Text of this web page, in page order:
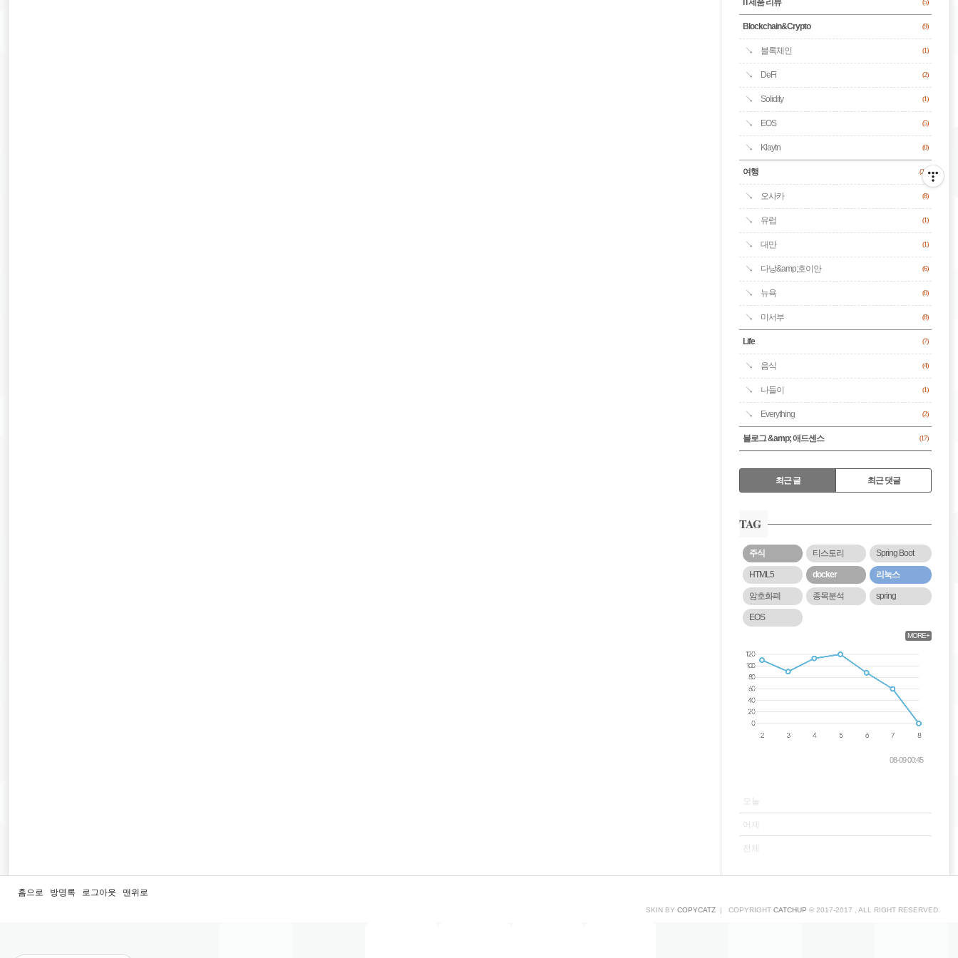
IT제품 리뷰 (5)
Blockchain&Crypto (9)
블록체인 (1)
DeFi (2)
Solidity (1)
EOS (5)
Klaytn (0)
여행 (24)
오사카 (8)
유럽 (1)
대만 (1)
다낭&amp;호이안 (6)
뉴욕 (0)
미서부 (8)
Life (7)
음식 (4)
나들이 (1)
Everything (2)
블로그 &amp; 애드센스 (17)
RECENTLY
최근 글 최근 댓글
근
글
TAG
주식 티스토리 Spring Boot
HTML5 docker 리눅스
암호화폐 종목분석 spring
EOS
MORE+
08-09 00:45
오늘
어제
전체
홈으로 방명록 로그아웃 맨위로
SKIN BY COPYCATZ | COPYRIGHT CATCHUP © 2017-2017 , ALL RIGHT RESERVED.